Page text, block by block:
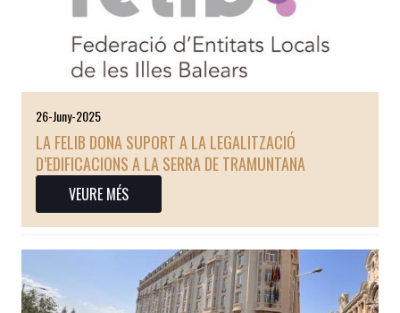
26-Juny-2025
LA FELIB DONA SUPORT A LA LEGALITZACIÓ
D’EDIFICACIONS A LA SERRA DE TRAMUNTANA
VEURE MÉS